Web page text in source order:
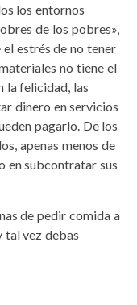
los entornos
de los pobres»,
estrés de no tener
no tiene el
la felicidad, las
dinero en servicios
pagarlo. De los
apenas menos de
en subcontratar sus
de pedir comida a
tal vez debas